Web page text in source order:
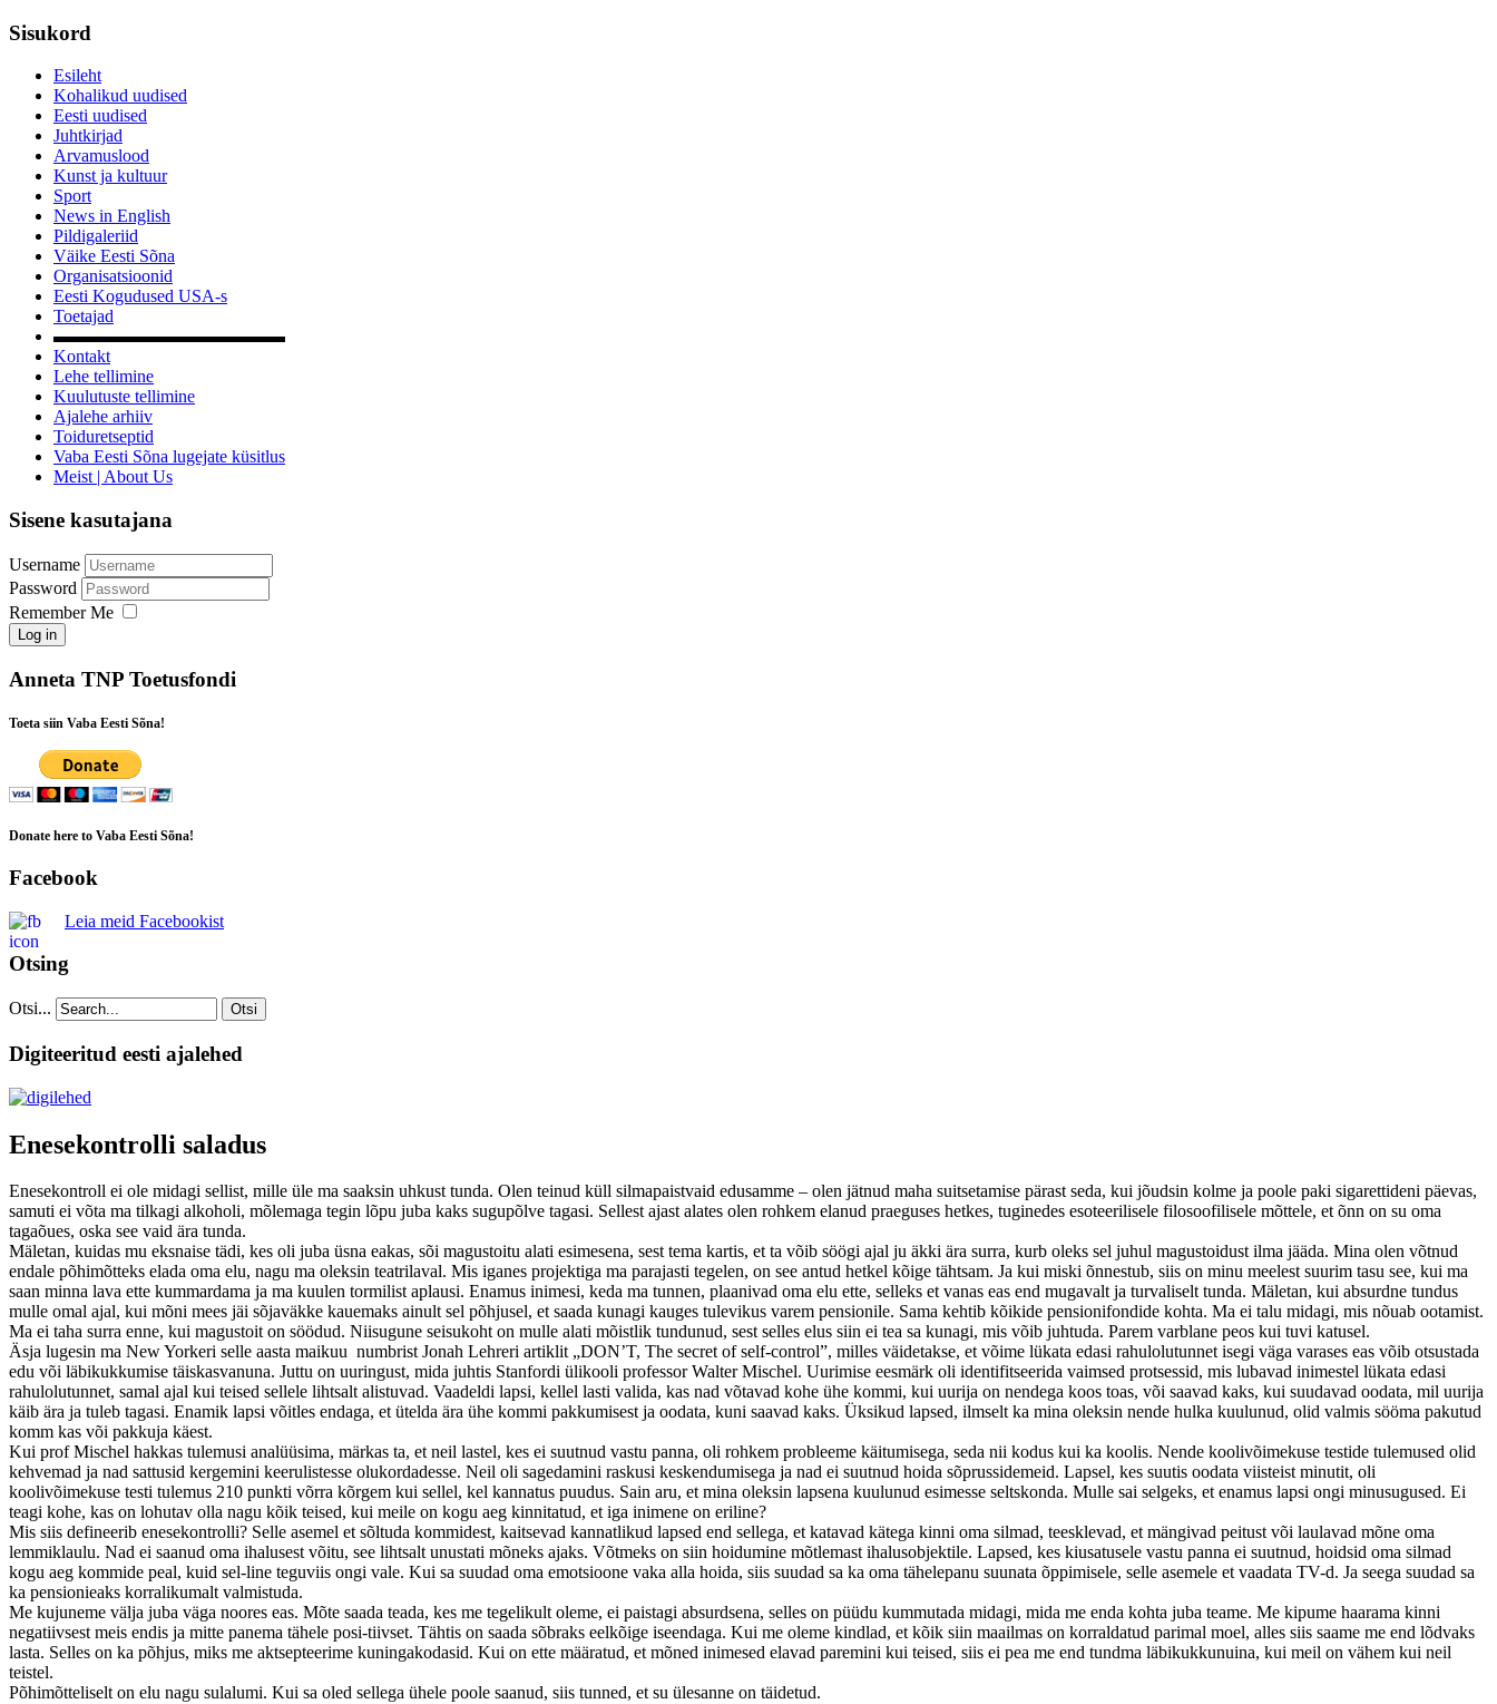
Sisukord
Esileht
Kohalikud uudised
Eesti uudised
Juhtkirjad
Arvamuslood
Kunst ja kultuur
Sport
News in English
Pildigaleriid
Väike Eesti Sõna
Organisatsioonid
Eesti Kogudused USA-s
Toetajad
▬▬▬▬▬▬▬▬▬▬▬▬▬
Kontakt
Lehe tellimine
Kuulutuste tellimine
Ajalehe arhiiv
Toiduretseptid
Vaba Eesti Sõna lugejate küsitlus
Meist | About Us
Sisene kasutajana
Username
Password
Remember Me
Log in
Anneta TNP Toetusfondi
Toeta siin Vaba Eesti Sõna!
Donate here to Vaba Eesti Sõna!
Facebook
Leia meid Facebookist
Otsing
Otsi... Otsi
Digiteeritud eesti ajalehed
Enesekontrolli saladus
Enesekontroll ei ole midagi sellist, mille üle ma saaksin uhkust tunda. Olen teinud küll silmapaistvaid edusamme – olen jätnud maha suitsetamise pärast seda, kui jõudsin kolme ja poole paki sigarettideni päevas,
samuti ei võta ma tilkagi alkoholi, mõlemaga tegin lõpu juba kaks sugupõlve tagasi. Sellest ajast alates olen rohkem elanud praeguses hetkes, tuginedes esoteerilisele filosoofilisele mõttele, et õnn on su oma
tagaõues, oska see vaid ära tunda.
Mäletan, kuidas mu eksnaise tädi, kes oli juba üsna eakas, sõi magustoitu alati esimesena, sest tema kartis, et ta võib söögi ajal ju äkki ära surra, kurb oleks sel juhul magustoidust ilma jääda. Mina olen võtnud
endale põhimõtteks elada oma elu, nagu ma oleksin teatrilaval. Mis iganes projektiga ma parajasti tegelen, on see antud hetkel kõige tähtsam. Ja kui miski õnnestub, siis on minu meelest suurim tasu see, kui ma
saan minna lava ette kummardama ja ma kuulen tormilist aplausi. Enamus inimesi, keda ma tunnen, plaanivad oma elu ette, selleks et vanas eas end mugavalt ja turvaliselt tunda. Mäletan, kui absurdne tundus
mulle omal ajal, kui mõni mees jäi sõjaväkke kauemaks ainult sel põhjusel, et saada kunagi kauges tulevikus varem pensionile. Sama kehtib kõikide pensionifondide kohta. Ma ei talu midagi, mis nõuab ootamist.
Ma ei taha surra enne, kui magustoit on söödud. Niisugune seisukoht on mulle alati mõistlik tundunud, sest selles elus siin ei tea sa kunagi, mis võib juhtuda. Parem varblane peos kui tuvi katusel.
Äsja lugesin ma New Yorkeri selle aasta maikuu numbrist Jonah Lehreri artiklit „DON’T, The secret of self-control”, milles väidetakse, et võime lükata edasi rahulolutunnet isegi väga varases eas võib otsustada
edu või läbikukkumise täiskasvanuna. Juttu on uuringust, mida juhtis Stanfordi ülikooli professor Walter Mischel. Uurimise eesmärk oli identifitseerida vaimsed protsessid, mis lubavad inimestel lükata edasi
rahulolutunnet, samal ajal kui teised sellele lihtsalt alistuvad. Vaadeldi lapsi, kellel lasti valida, kas nad võtavad kohe ühe kommi, kui uurija on nendega koos toas, või saavad kaks, kui suudavad oodata, mil uurija
käib ära ja tuleb tagasi. Enamik lapsi võitles endaga, et ütelda ära ühe kommi pakkumisest ja oodata, kuni saavad kaks. Üksikud lapsed, ilmselt ka mina oleksin nende hulka kuulunud, olid valmis sööma pakutud
komm kas või pakkuja käest.
Kui prof Mischel hakkas tulemusi analüüsima, märkas ta, et neil lastel, kes ei suutnud vastu panna, oli rohkem probleeme käitumisega, seda nii kodus kui ka koolis. Nende koolivõimekuse testide tulemused olid
kehvemad ja nad sattusid kergemini keerulistesse olukordadesse. Neil oli sagedamini raskusi keskendumisega ja nad ei suutnud hoida sõprussidemeid. Lapsel, kes suutis oodata viisteist minutit, oli
koolivõimekuse testi tulemus 210 punkti võrra kõrgem kui sellel, kel kannatus puudus. Sain aru, et mina oleksin lapsena kuulunud esimesse seltskonda. Mulle sai selgeks, et enamus lapsi ongi minusugused. Ei
teagi kohe, kas on lohutav olla nagu kõik teised, kui meile on kogu aeg kinnitatud, et iga inimene on eriline?
Mis siis defineerib enesekontrolli? Selle asemel et sõltuda kommidest, kaitsevad kannatlikud lapsed end sellega, et katavad kätega kinni oma silmad, teesklevad, et mängivad peitust või laulavad mõne oma
lemmiklaulu. Nad ei saanud oma ihalusest võitu, see lihtsalt unustati mõneks ajaks. Võtmeks on siin hoidumine mõtlemast ihalusobjektile. Lapsed, kes kiusatusele vastu panna ei suutnud, hoidsid oma silmad
kogu aeg kommide peal, kuid sel-line teguviis ongi vale. Kui sa suudad oma emotsioone vaka alla hoida, siis suudad sa ka oma tähelepanu suunata õppimisele, selle asemele et vaadata TV-d. Ja seega suudad sa
ka pensionieaks korralikumalt valmistuda.
Me kujuneme välja juba väga noores eas. Mõte saada teada, kes me tegelikult oleme, ei paistagi absurdsena, selles on püüdu kummutada midagi, mida me enda kohta juba teame. Me kipume haarama kinni
negatiivsest meis endis ja mitte panema tähele posi-tiivset. Tähtis on saada sõbraks eelkõige iseendaga. Kui me oleme kindlad, et kõik siin maailmas on korraldatud parimal moel, alles siis saame me end lõdvaks
lasta. Selles on ka põhjus, miks me aktsepteerime kuningakodasid. Kui on ette määratud, et mõned inimesed elavad paremini kui teised, siis ei pea me end tundma läbikukkunuina, kui meil on vähem kui neil
teistel.
Põhimõtteliselt on elu nagu sulalumi. Kui sa oled sellega ühele poole saanud, siis tunned, et su ülesanne on täidetud.